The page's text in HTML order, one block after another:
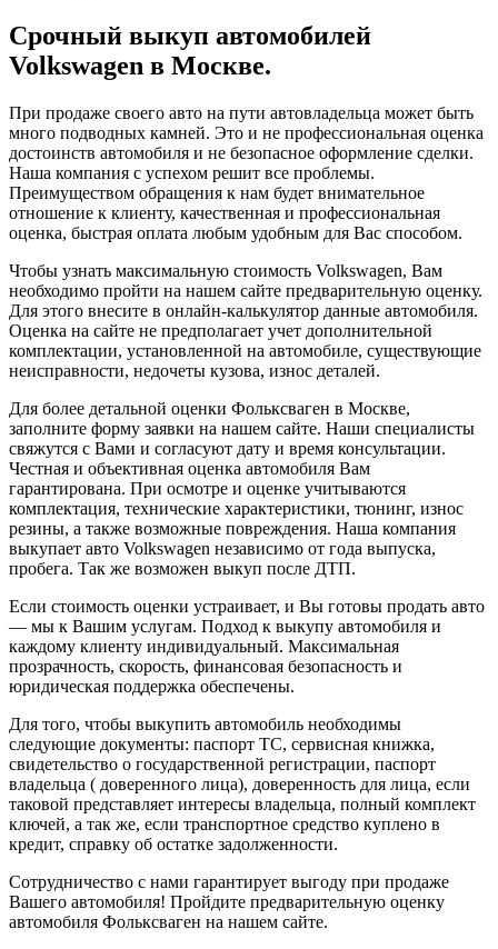
Срочный выкуп автомобилей
Volkswagen в Москве.
При продаже своего авто на пути автовладельца может быть
много подводных камней. Это и не профессиональная оценка
достоинств автомобиля и не безопасное оформление сделки.
Наша компания с успехом решит все проблемы.
Преимуществом обращения к нам будет внимательное
отношение к клиенту, качественная и профессиональная
оценка, быстрая оплата любым удобным для Вас способом.
Чтобы узнать максимальную стоимость Volkswagen, Вам
необходимо пройти на нашем сайте предварительную оценку.
Для этого внесите в онлайн-калькулятор данные автомобиля.
Оценка на сайте не предполагает учет дополнительной
комплектации, установленной на автомобиле, существующие
неисправности, недочеты кузова, износ деталей.
Для более детальной оценки Фольксваген в Москве,
заполните форму заявки на нашем сайте. Наши специалисты
свяжутся с Вами и согласуют дату и время консультации.
Честная и объективная оценка автомобиля Вам
гарантирована. При осмотре и оценке учитываются
комплектация, технические характеристики, тюнинг, износ
резины, а также возможные повреждения. Наша компания
выкупает авто Volkswagen независимо от года выпуска,
пробега. Так же возможен выкуп после ДТП.
Если стоимость оценки устраивает, и Вы готовы продать авто
— мы к Вашим услугам. Подход к выкупу автомобиля и
каждому клиенту индивидуальный. Максимальная
прозрачность, скорость, финансовая безопасность и
юридическая поддержка обеспечены.
Для того, чтобы выкупить автомобиль необходимы
следующие документы: паспорт ТС, сервисная книжка,
свидетельство о государственной регистрации, паспорт
владельца ( доверенного лица), доверенность для лица, если
таковой представляет интересы владельца, полный комплект
ключей, а так же, если транспортное средство куплено в
кредит, справку об остатке задолженности.
Сотрудничество с нами гарантирует выгоду при продаже
Вашего автомобиля! Пройдите предварительную оценку
автомобиля Фольксваген на нашем сайте.